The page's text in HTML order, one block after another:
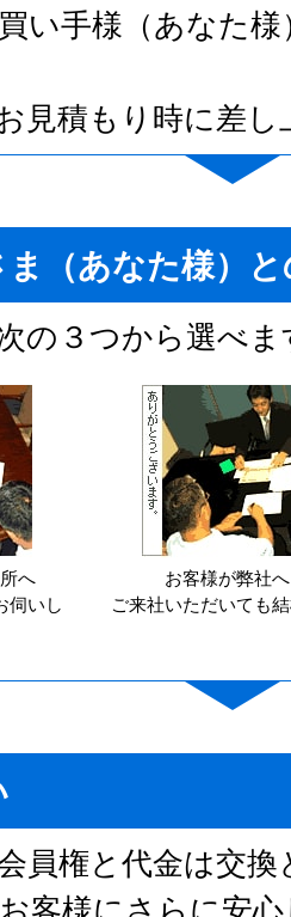
い手様（あなた
見積もり時に差
ま（あなた様）
の３つから選べま
へ
伺いし
お客様が弊社へ
ご来社いただいても
員権と代金は交
客様にさらに安